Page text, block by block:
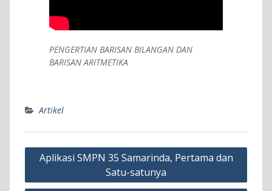
PENGERTIAN BARISAN BILANGAN DAN
BARISAN ARITMETIKA
Artikel
Navigasi
Aplikasi SMPN 35 Samarinda, Pertama dan
Satu-satunya